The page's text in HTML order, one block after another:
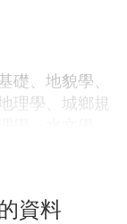
、地貌學、
理學、城鄉規
學、水文學、
地理、世界地
資料